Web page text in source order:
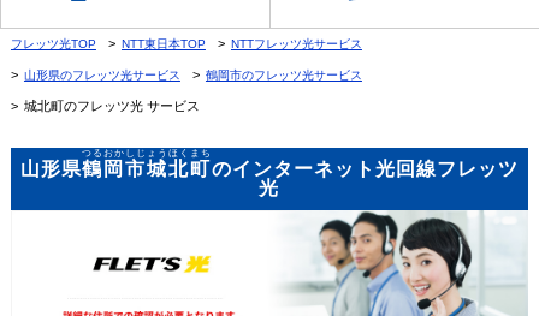
フレッツ光TOP NTT東日本TOP NTTフレッツ光サービス
山形県のフレッツ光サービス 鶴岡市のフレッツ光サービス
城北町のフレッツ光 サービス
山形県鶴岡市城北町
つるおかしじょうほくまち
のインターネット光回線フレッツ
光